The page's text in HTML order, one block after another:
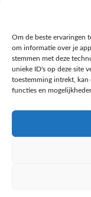
Om de beste ervaringen
om informatie over je
stemmen met deze
unieke ID's op deze site
toestemming intrekt, kan
functies en
Ontdek de beste keto-
kennis met onze
favoriete keto recepten